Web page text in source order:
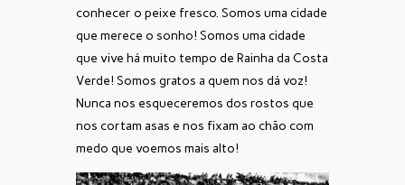
conhecer o peixe fresco. Somos uma cidade
que merece o sonho! Somos uma cidade
que vive há muito tempo de Rainha da Costa
Verde! Somos gratos a quem nos dá voz!
Nunca nos esqueceremos dos rostos que
nos cortam asas e nos fixam ao chão com
medo que voemos mais alto!